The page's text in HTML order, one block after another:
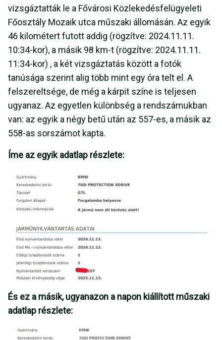
vizsgáztatták le a Fővárosi Közlekedésfelügyeleti
Főosztály Mozaik utca műszaki állomásán. Az egyik
46 kilométert futott addig (rögzítve: 2024.11.11.
10:34-kor), a másik 98 km-t (rögzítve: 2024.11.11.
11:34-kor) , a két vizsgáztatás között a fotók
tanúsága szerint alig több mint egy óra telt el. A
felszereltsége, de még a kárpit színe is teljesen
ugyanaz. Az egyetlen különbség a rendszámukban
van: az egyik a négy betű után az 557-es, a másik az
558-as sorszámot kapta.
Íme az egyik adatlap részlete:
És ez a másik, ugyanazon a napon kiállított műszaki
adatlap részlete: